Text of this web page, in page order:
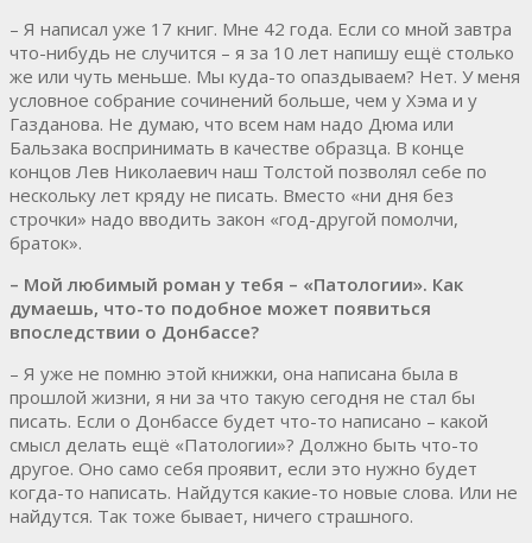
– Я написал уже 17 книг. Мне 42 года. Если со мной завтра
что-нибудь не случится – я за 10 лет напишу ещё столько
же или чуть меньше. Мы куда-то опаздываем? Нет. У меня
условное собрание сочинений больше, чем у Хэма и у
Газданова. Не думаю, что всем нам надо Дюма или
Бальзака воспринимать в качестве образца. В конце
концов Лев Николаевич наш Толстой позволял себе по
нескольку лет кряду не писать. Вместо «ни дня без
строчки» надо вводить закон «год-другой помолчи,
браток».
– Мой любимый роман у тебя – «Патологии». Как
думаешь, что-то подобное может появиться
впоследствии о Донбассе?
– Я уже не помню этой книжки, она написана была в
прошлой жизни, я ни за что такую сегодня не стал бы
писать. Если о Донбассе будет что-то написано – какой
смысл делать ещё «Патологии»? Должно быть что-то
другое. Оно само себя проявит, если это нужно будет
когда-то написать. Найдутся какие-то новые слова. Или не
найдутся. Так тоже бывает, ничего страшного.